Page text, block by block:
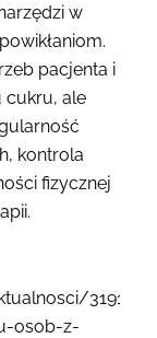
w
pacjenta i
cukru, ale
kontrola
fizycznej
osob-z-